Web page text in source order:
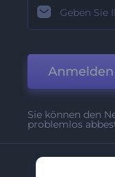
Anmelden
Sie können den
problemlos